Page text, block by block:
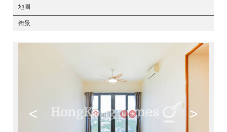
地圖
街景
< >